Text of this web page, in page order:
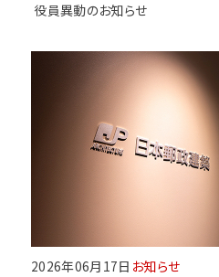
役員異動のお知らせ
2026年06月17日 お知らせ